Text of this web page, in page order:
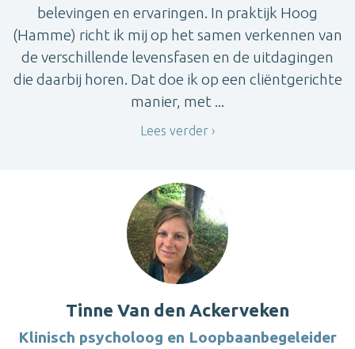
belevingen en ervaringen. In praktijk Hoog
(Hamme) richt ik mij op het samen verkennen van
de verschillende levensfasen en de uitdagingen
die daarbij horen. Dat doe ik op een cliëntgerichte
manier, met ...
Lees verder
Tinne Van den Ackerveken
Klinisch psycholoog en Loopbaanbegeleider